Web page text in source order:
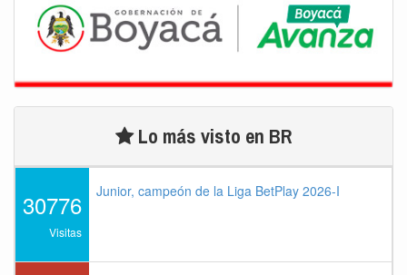
Lo más visto en BR
30776
Visitas
Junior, campeón de la Liga BetPlay 2026-I